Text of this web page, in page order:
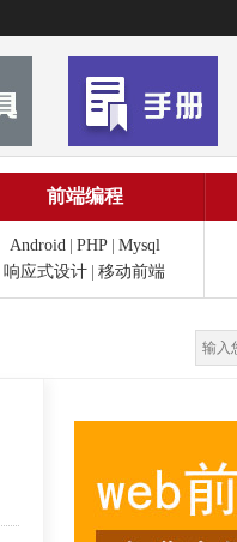
前端编程
Android PHP
Mysql
响应式设计 移动前端